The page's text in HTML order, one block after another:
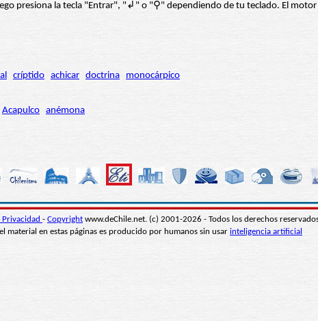
presiona la tecla "Entrar", "↲" o "⚲" dependiendo de tu teclado. El
críptido achicar doctrina monocárpico
Acapulco anémona
Privacidad - Copyright www.deChile.net. (c) 2001-2026 - Todos los derechos
material en estas páginas es producido por humanos sin usar inteligencia artificial